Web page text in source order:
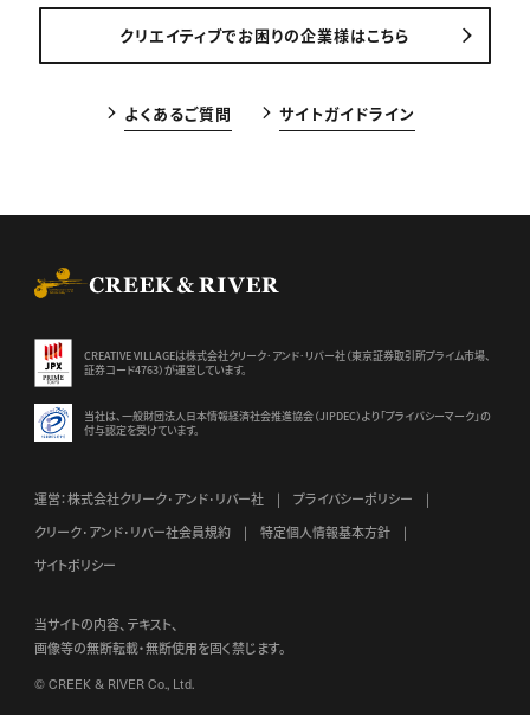
クリエイティブでお困りの企業様はこちら
よくあるご質問 サイトガイドライン
CREATIVE VILLAGEは株式会社クリーク･アンド･リバー社（東京証券取引所プライム市場、
証券コード4763）が運営しています。
当社は、一般財団法人日本情報経済社会推進協会（JIPDEC）より 「プライバシーマーク」の
付与認定を受けています。
運営：株式会社クリーク･アンド･リバー社
プライバシーポリシー
クリーク･アンド･リバー社会員規約
特定個人情報基本方針
サイトポリシー
当サイトの内容、テキスト、
画像等の無断転載・無断使用を固く禁じます。
© CREEK & RIVER Co., Ltd.